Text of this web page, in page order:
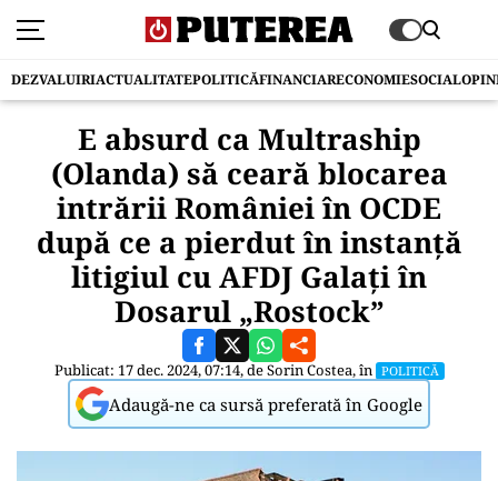
DEZVALUIRIACTUALITATEPOLITICĂFINANCIARECONOMIESOCIAL
E absurd ca Multraship
(Olanda) să ceară blocarea
intrării României în OCDE
după ce a pierdut în instanță
litigiul cu AFDJ Galați în
Dosarul „Rostock”
Publicat: 17 dec. 2024, 07:14, deSorin Costea, în POLITICĂ
Adaugă-ne ca sursă preferată în Google